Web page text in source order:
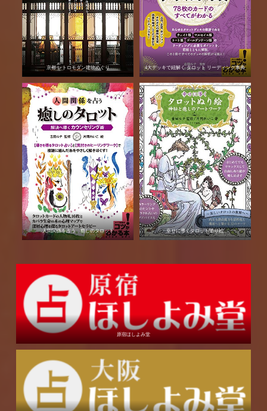
京都 レトロモダン建物めぐり 4大デッキで紐解く タロット リーディング事典
人間関係を占う 癒しのタロット 幸せに導くタロット塗り絵
原宿ほしよみ堂